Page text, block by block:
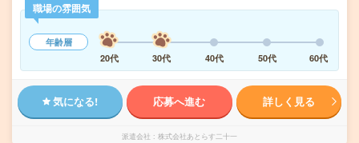
職場の雰囲気
年齢層
20代
30代 40代 50代 60代
気になる! 応募へ進む 詳しく見る
派遣会社 株式会社あとらす二十一